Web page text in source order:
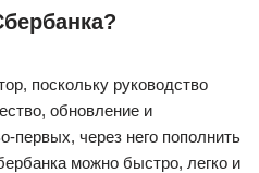
поскольку руководство
обновление и
первых, через него пополнить
можно быстро, легко и